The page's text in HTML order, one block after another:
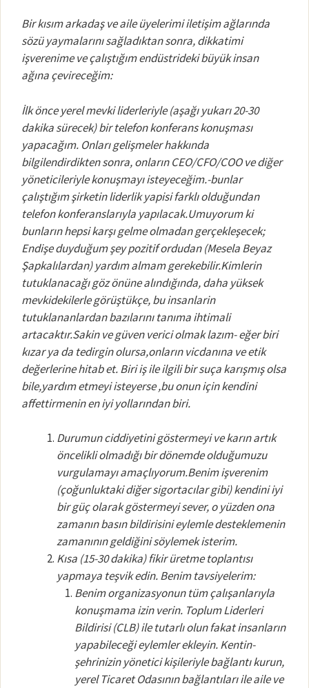
Bir kısım arkadaş ve aile üyelerimi iletişim ağlarında
sözü yaymalarını sağladıktan sonra, dikkatimi
işverenime ve çalıştığım endüstrideki büyük insan
ağına çevireceğim:
İlk önce yerel mevki liderleriyle (aşağı yukarı 20-30
dakika sürecek) bir telefon konferans konuşması
yapacağım. Onları gelişmeler hakkında
bilgilendirdikten sonra, onların CEO/CFO/COO ve diğer
yöneticileriyle konuşmayı isteyeceğim.-bunlar
çalıştığım şirketin liderlik yapisi farklı olduğundan
telefon konferanslarıyla yapılacak.Umuyorum ki
bunların hepsi karşı gelme olmadan gerçekleşecek;
Endişe duyduğum şey pozitif ordudan (Mesela Beyaz
Şapkalılardan) yardım almam gerekebilir.Kimlerin
tutuklanacağı göz önüne alındığında, daha yüksek
mevkidekilerle görüştükçe, bu insanlarin
tutuklananlardan bazılarını tanıma ihtimali
artacaktır.Sakin ve güven verici olmak lazım- eğer biri
kızar ya da tedirgin olursa,onların vicdanına ve etik
değerlerine hitab et. Biri iş ile ilgili bir suça karışmış olsa
bile,yardım etmeyi isteyerse ,bu onun için kendini
affettirmenin en iyi yollarından biri.
Durumun ciddiyetini göstermeyi ve karın artık
öncelikli olmadığı bir dönemde olduğumuzu
vurgulamayı amaçlıyorum.Benim işverenim
(çoğunluktaki diğer sigortacılar gibi) kendini iyi
bir güç olarak göstermeyi sever, o yüzden ona
zamanın basın bildirisini eylemle desteklemenin
zamanının geldiğini söylemek isterim.
Kısa (15-30 dakika) fikir üretme toplantısı
yapmaya teşvik edin. Benim tavsiyelerim:
Benim organizasyonun tüm çalışanlarıyla
konuşmama izin verin. Toplum Liderleri
Bildirisi (CLB) ile tutarlı olun fakat insanların
yapabileceği eylemler ekleyin. Kentin-
şehrinizin yönetici kişileriyle bağlantı kurun,
yerel Ticaret Odasının bağlantıları ile aile ve